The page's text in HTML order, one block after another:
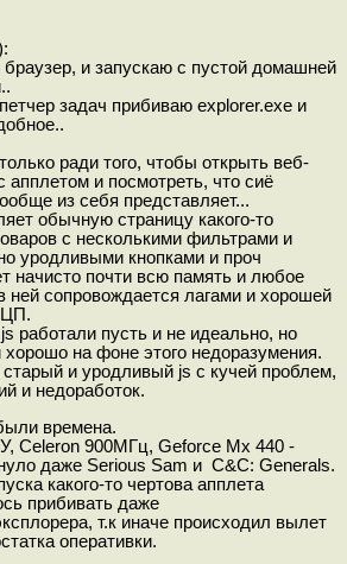
и запускаю с пустой домашней
задач прибиваю explorer.exe и
ради того, чтобы открыть веб-
апплетом и посмотреть, что сиё
из себя представляет...
обычную страницу какого-то
с несколькими фильтрами и
уродливыми кнопками и проч
начисто почти всю память и любое
ней сопровождается лагами и хорошей
ЦП.
работали пусть и не идеально, но
на фоне этого недоразумения.
и уродливый js с кучей проблем,
и недоработок.
времена.
Celeron 900МГц, Geforce Mx 440 -
даже Serious Sam и C&C: Generals.
какого-то чертова апплета
прибивать даже
т.к иначе происходил вылет
оперативки.